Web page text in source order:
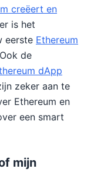
creëert en
is het
eerste Ethereum
de
dApp
zeker aan te
Ethereum en
een smart
mijn